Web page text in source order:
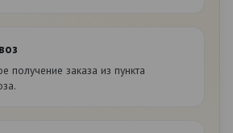
получение заказа из пункта